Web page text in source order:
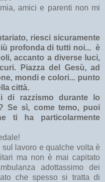
amici e parenti non mi
riesci sicuramente
profonda di tutti noi... è
accanto a diverse luci,
Piazza del Gesù, ad
mondi e colori... punto
città.
di razzismo durante lo
Se sì, come temo, puoi
ti ha particolarmente
lavoro e qualche volta è
ma non è mai capitato
adottassimo dei
che spesso si tratta di